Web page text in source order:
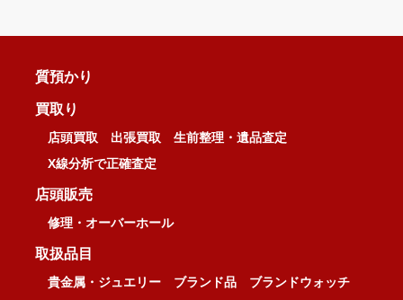
質預かり
買取り
店頭買取 出張買取
生前整理・遺品査定
X線分析で正確査定
店頭販売
修理・オーバーホール
取扱品目
貴金属・ジュエリー ブランド品
ブランドウォッチ